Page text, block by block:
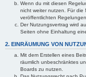
Wenn du mit diesen
nicht weiter nutzen. Für die
veröffentlichten
Der Nutzungsvertrag wird
Seiten ohne Einhaltung
2. EINRÄUMUNG VON
Mit dem Erstellen eines
räumlich unbeschränktes
Boards zu nutzen.